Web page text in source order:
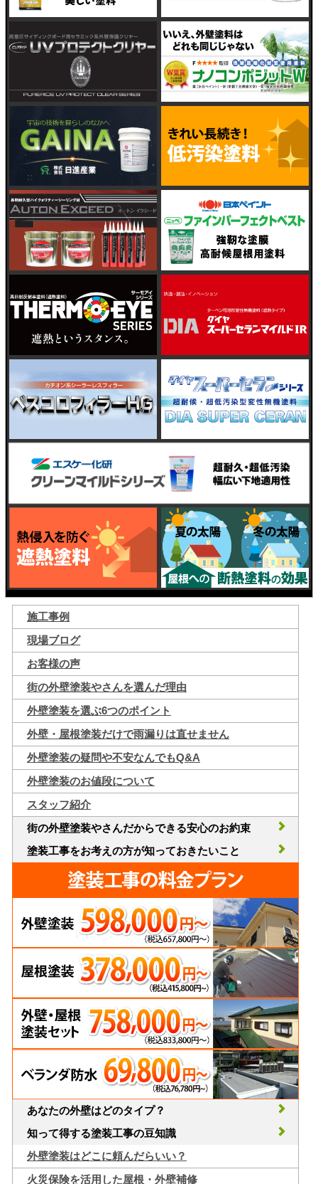
施工事例
現場ブログ
お客様の声
街の外壁塗装やさんを選んだ理由
外壁塗装を選ぶ6つのポイント
外壁・屋根塗装だけで雨漏りは直せません
外壁塗装の疑問や不安なんでもQ&A
外壁塗装のお値段について
スタッフ紹介
街の外壁塗装やさんだからできる安心のお約束
塗装工事をお考えの方が知っておきたいこと
あなたの外壁はどのタイプ？
知って得する塗装工事の豆知識
外壁塗装はどこに頼んだらいい？
火災保険を活用した屋根・外壁補修